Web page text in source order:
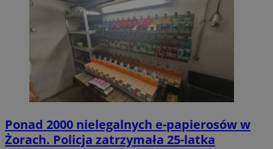
Ponad 2000 nielegalnych e-papierosów w
Żorach. Policja zatrzymała 25-latka